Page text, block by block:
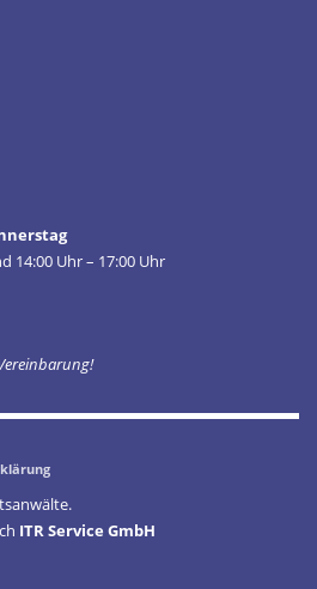
14:00 Uhr – 17:00 Uhr
ITR Service GmbH